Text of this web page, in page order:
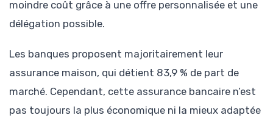
moindre coût grâce à une offre personnalisée et une
délégation possible.
Les banques proposent majoritairement leur
assurance maison, qui détient 83,9 % de part de
marché. Cependant, cette assurance bancaire n’est
pas toujours la plus économique ni la mieux adaptée